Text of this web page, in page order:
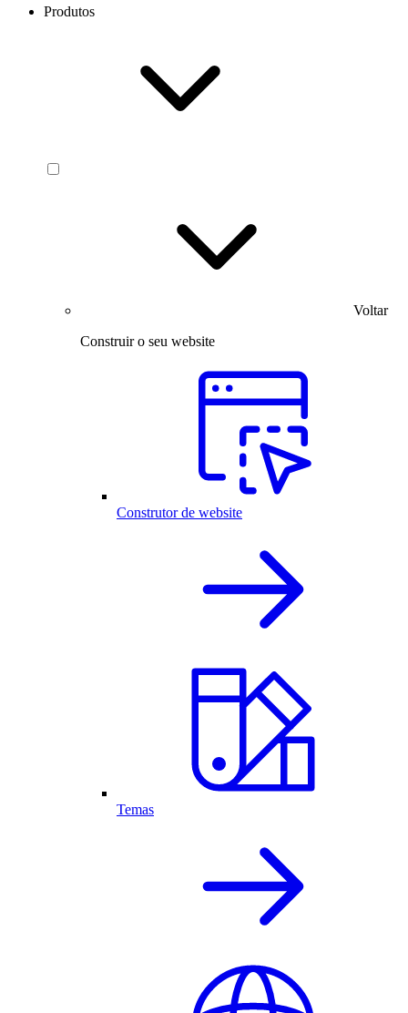
Produtos
Voltar
Construir o seu website
Construtor de website
Temas